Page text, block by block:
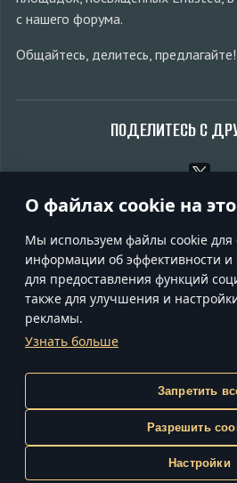
О файлах cookie на
Мы используем файлы cookie для
информации об эффективности и
для предоставления функций
также для улучшения и
рекламы.
Узнать больше
Запретить
Разрешить
Настройки
с нашего форума.
Общайтесь, делитесь, предлагайте!
ПОДЕЛИТЕСЬ С
Обсудить на
УСЛОВИЯ
ПОЛИТИКА
inCubator
© 2020—2026 Gaijin Games Kft.
наименования и логотипы